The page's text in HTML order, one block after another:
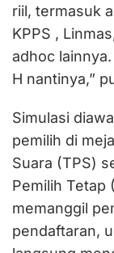
riil, termasuk
KPPS ,
adhoc
H nantinya,”
Simulasi
pemilih di
Suara (TPS)
Pemilih Tetap
memanggil
pendaftaran,